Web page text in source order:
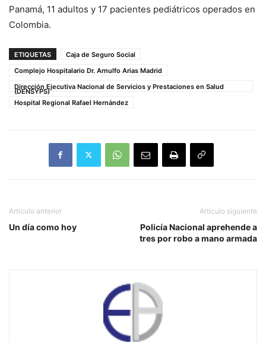
Panamá, 11 adultos y 17 pacientes pediátricos operados en
Colombia.
ETIQUETAS
Caja de Seguro Social
Complejo Hospitalario Dr. Arnulfo Arias Madrid
Dirección Ejecutiva Nacional de Servicios y Prestaciones en Salud
(DENSYPS)
Hospital Regional Rafael Hernández
Artículo anterior
Un día como hoy
Artículo siguiente
Policía Nacional aprehende a
tres por robo a mano armada